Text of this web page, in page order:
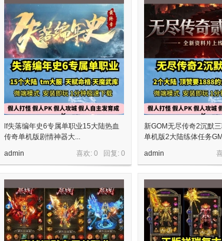
lf失落编年史6专属单职业15大陆热血
传奇单机版剧情神器大...
喜欢: 0 回复: 0
admin
新GOM无尽传奇2沉默
单机版2大陆练体任务
admin